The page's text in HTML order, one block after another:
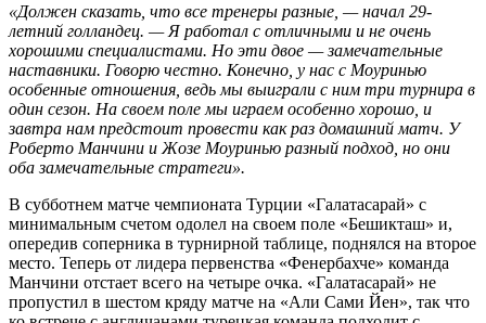
«Должен сказать, что все тренеры разные, — начал 29-
летний голландец. — Я работал с отличными и не очень
хорошими специалистами. Но эти двое — замечательные
наставники. Говорю честно. Конечно, у нас с Моуринью
особенные отношения, ведь мы выиграли с ним три турнира в
один сезон. На своем поле мы играем особенно хорошо, и
завтра нам предстоит провести как раз домашний матч. У
Роберто Манчини и Жозе Моуринью разный подход, но они
оба замечательные стратеги».
В субботнем матче чемпионата Турции «Галатасарай» с
минимальным счетом одолел на своем поле «Бешикташ» и,
опередив соперника в турнирной таблице, поднялся на второе
место. Теперь от лидера первенства «Фенербахче» команда
Манчини отстает всего на четыре очка. «Галатасарай» не
пропустил в шестом кряду матче на «Али Сами Йен», так что